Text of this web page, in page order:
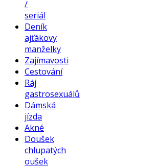
/
seriál
Deník
ajťákovy
manželky
Zajímavosti
Cestování
Ráj
gastrosexuálů
Dámská
jízda
Akné
Doušek
chlupatých
oušek